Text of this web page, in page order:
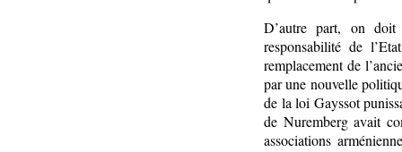
D’autre part, on doit
responsabilité de
remplacement de
par une nouvelle
de la loi Gayssot
de Nuremberg avait
associations